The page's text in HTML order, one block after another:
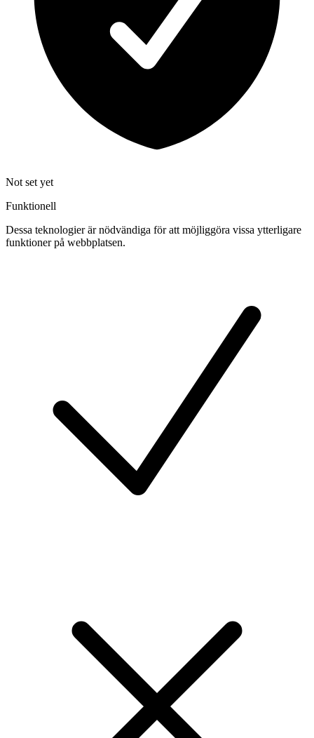
Not set yet
Funktionell
Dessa teknologier är nödvändiga för att möjliggöra vissa ytterligare
funktioner på webbplatsen.